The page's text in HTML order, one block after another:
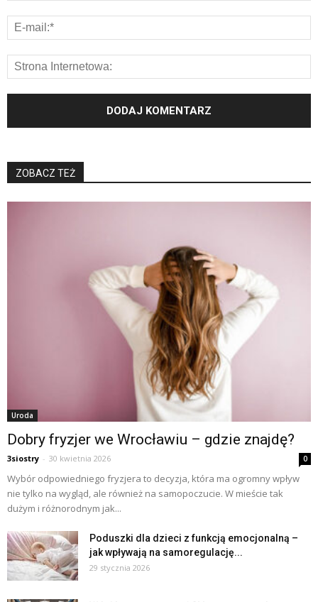
ZOBACZ TEŻ
Uroda
Dobry fryzjer we Wrocławiu – gdzie znajdę?
3siostry - 30 kwietnia 2026 0
Wybór odpowiedniego fryzjera to decyzja, która ma ogromny wpływ
nie tylko na wygląd, ale również na samopoczucie. W mieście tak
dużym i różnorodnym jak...
Poduszki dla dzieci z funkcją emocjonalną –
jak wpływają na samoregulację...
29 stycznia 2026